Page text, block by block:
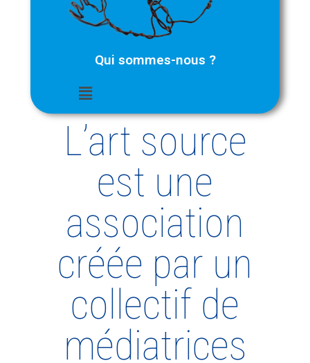
Qui sommes-nous ?
L’art source
est une
association
créée par un
collectif de
médiatrices